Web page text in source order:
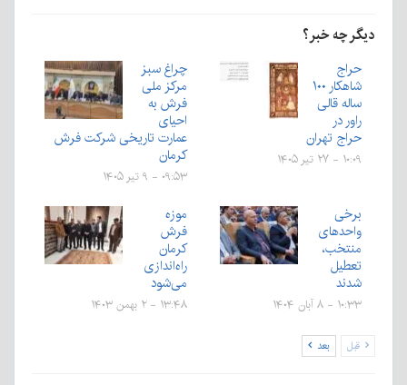
دیگر چه خبر؟
حراج
شاهکار ۱۰۰
ساله قالی
راور در
حراج تهران
۱۰:۰۹ - ۲۷ تیر ۱۴۰۵
چراغ سبز
مرکز ملی
فرش به
احیای
عمارت تاریخی شرکت فرش
کرمان
۰۹:۵۳ - ۹ تیر ۱۴۰۵
برخی
واحدهای
منتخب،
تعطیل
شدند
۱۰:۳۳ - ۸ آبان ۱۴۰۴
موزه
فرش
کرمان
راه‌اندازی
می‌شود
۱۳:۴۸ - ۲ بهمن ۱۴۰۳
قبل بعد